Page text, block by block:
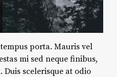
porta. Mauris vel
mi sed neque finibus,
scelerisque at odio